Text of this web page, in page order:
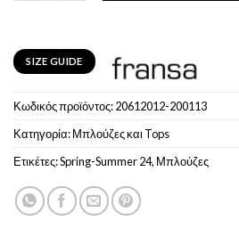
SIZE GUIDE
Κωδικός προϊόντος:20612012-200113
Κατηγορία:Μπλούζες και Tops
Ετικέτες:Spring-Summer 24, Μπλούζες